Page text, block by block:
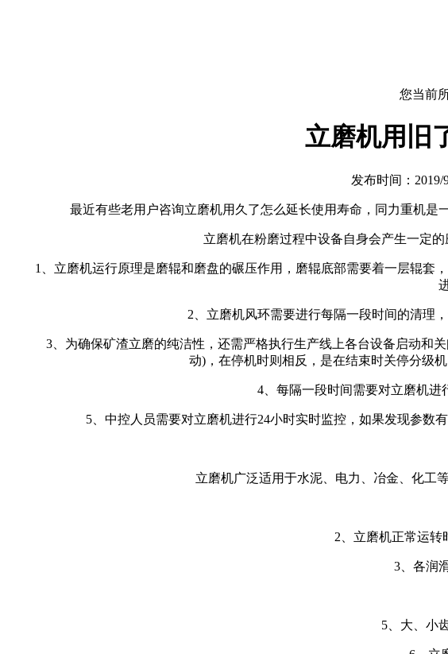
您当前
立磨机用旧
发布时间：
最近有些老用户咨询立磨机用久了怎么延长使用寿命，同力重机是
立磨机在粉磨过程中设备自身会产生一定的
1、立磨机运行原理是磨辊和磨盘的碾压作用，磨辊底部需要着一层辊套
2、立磨机风环需要进行每隔一段时间的清理，
3、为确保矿渣立磨的纯洁性，还需严格执行生产线上各台设备启动和关
动)，在停机时则相反，是在结束时关停分级
4、每隔一段时间需要对立磨机进行
5、中控人员需要对立磨机进行24小时实时监控，如果发现参数有
立磨机广泛适用于水泥、电力、冶金、化工等
2、立磨机正常运转
3、各润滑
5、大、小齿